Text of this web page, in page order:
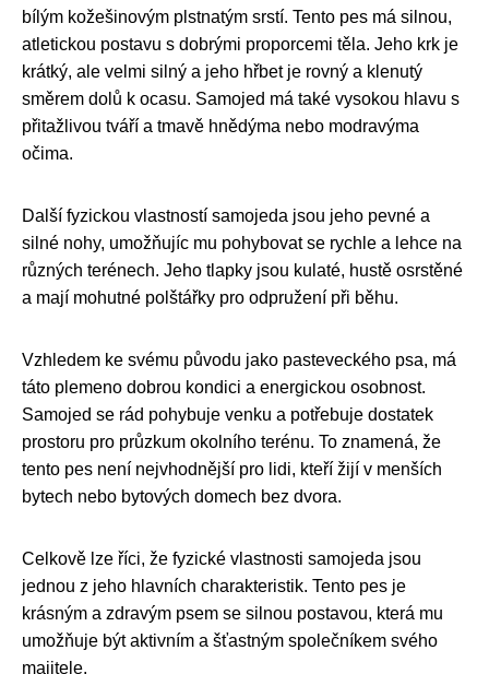
bílým kožešinovým plstnatým srstí. Tento pes má silnou,
atletickou postavu s dobrými proporcemi těla. Jeho krk je
krátký, ale velmi silný a jeho hřbet je rovný a klenutý
směrem dolů k ocasu. Samojed má také vysokou hlavu s
přitažlivou tváří a tmavě hnědýma nebo modravýma
očima.
Další fyzickou vlastností samojeda jsou jeho pevné a
silné nohy, umožňujíc mu pohybovat se rychle a lehce na
různých terénech. Jeho tlapky jsou kulaté, hustě osrstěné
a mají mohutné polštářky pro odpružení při běhu.
Vzhledem ke svému původu jako pasteveckého psa, má
táto plemeno dobrou kondici a energickou osobnost.
Samojed se rád pohybuje venku a potřebuje dostatek
prostoru pro průzkum okolního terénu. To znamená, že
tento pes není nejvhodnější pro lidi, kteří žijí v menších
bytech nebo bytových domech bez dvora.
Celkově lze říci, že fyzické vlastnosti samojeda jsou
jednou z jeho hlavních charakteristik. Tento pes je
krásným a zdravým psem se silnou postavou, která mu
umožňuje být aktivním a šťastným společníkem svého
majitele.